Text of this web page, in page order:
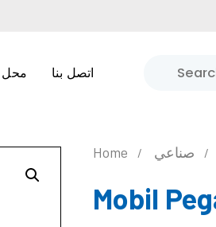
محل اتصل بنا
Home صناعي
Mobil